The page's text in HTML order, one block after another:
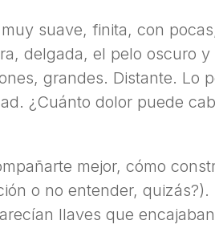
suave, finita, con
delgada, el pelo oscuro
grandes. Distante. Lo
¿Cuánto dolor puede
mejor, cómo
o no entender, quizás?).
llaves que